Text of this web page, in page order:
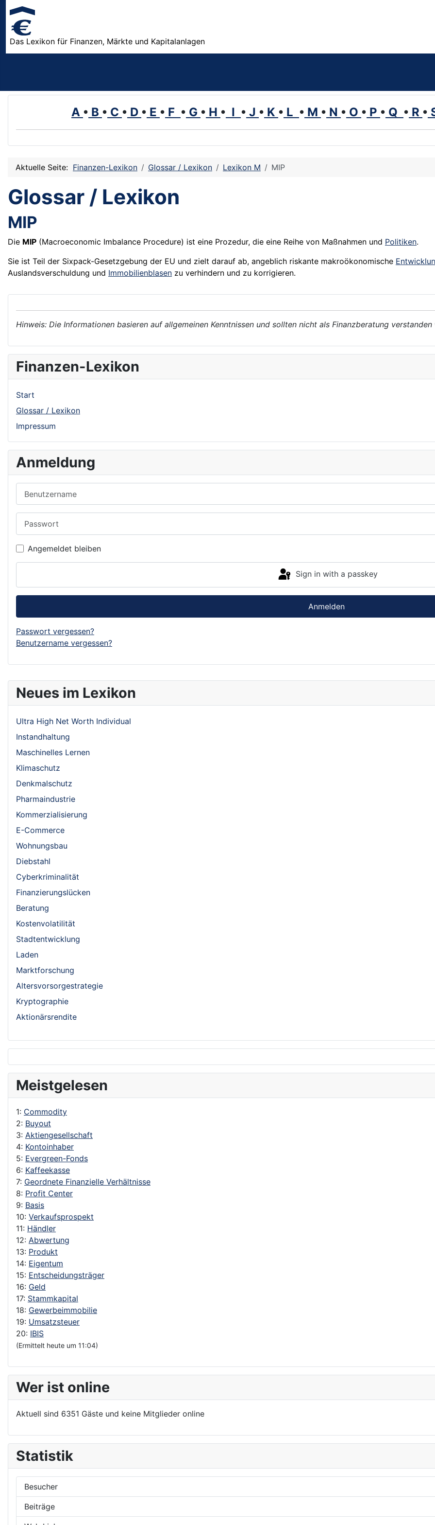
Das Lexikon für Finanzen, Märkte und Kapitalanlagen
A • B • C • D • E • F • G • H • I • J • K • L • M • N • O • P • Q • R •
Neues im Lexikon
Ultra High Net Worth Individual
Instandhaltung
Maschinelles Lernen
Klimaschutz
Denkmalschutz
Pharmaindustrie
Kommerzialisierung
E-Commerce
Wohnungsbau
Diebstahl
Cyberkriminalität
Finanzierungslücken
Beratung
Kostenvolatilität
Stadtentwicklung
Laden
Marktforschung
Altersvorsorgestrategie
Kryptographie
Aktionärsrendite
Meistgelesen
1: Commodity
2: Buyout
3: Aktiengesellschaft
4: Kontoinhaber
5: Evergreen-Fonds
6: Kaffeekasse
7: Geordnete Finanzielle Verhältnisse
8: Profit Center
9: Basis
10: Verkaufsprospekt
11: Händler
12: Abwertung
13: Produkt
14: Eigentum
15: Entscheidungsträger
16: Geld
17: Stammkapital
18: Gewerbeimmobilie
19: Umsatzsteuer
20: IBIS
(Ermittelt heute um 11:04)
Wer ist online
Aktuell sind 6351 Gäste und keine Mitglieder online
Statistik
Besucher
Beiträge
Aktuelle Seite: Finanzen-Lexikon Glossar / Lexikon Lexikon M MIP
Glossar / Lexikon
MIP
Die MIP (Macroeconomic Imbalance Procedure) ist eine Prozedur, die eine Reihe von Maßnahmen und Politiken.
Sie ist Teil der Sixpack-Gesetzgebung der EU und zielt darauf ab, angeblich riskante makroökonomische
Auslandsverschuldung und Immobilienblasen zu verhindern und zu korrigieren.
Hinweis: Die Informationen basieren auf allgemeinen Kenntnissen und sollten nicht als Finanzberatung verstanden
Finanzen-Lexikon
Start
Glossar / Lexikon
Impressum
Anmeldung
Angemeldet bleiben
Sign in with a passkey
Anmelden
Passwort vergessen?
Benutzername vergessen?